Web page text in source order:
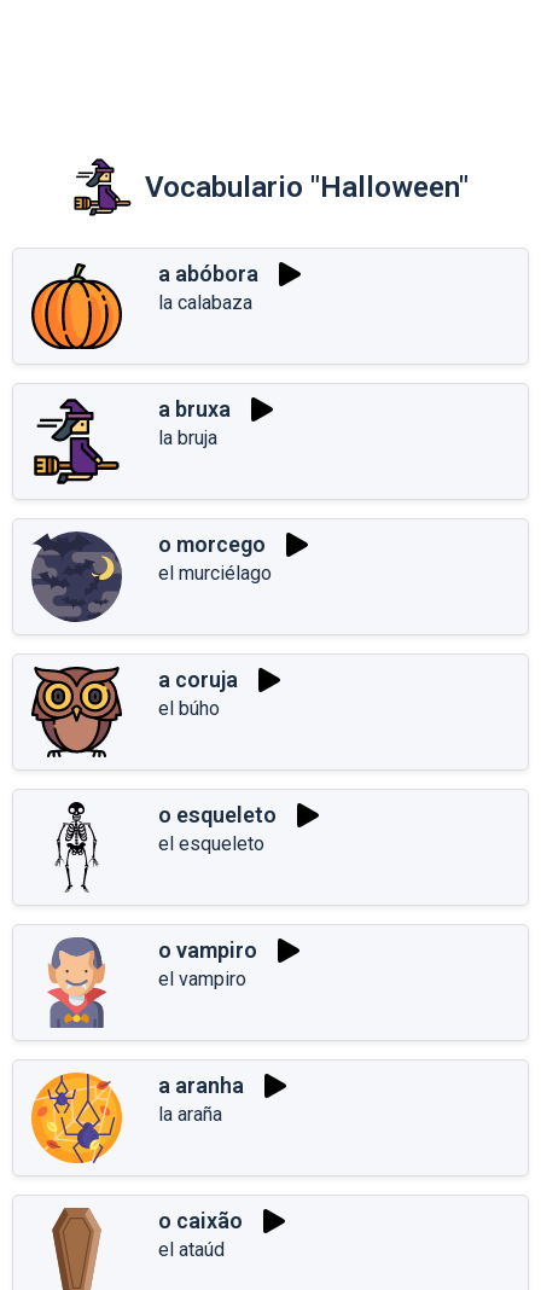
Vocabulario "Halloween"
a abóbora
la calabaza
a bruxa
la bruja
o morcego
el murciélago
a coruja
el búho
o esqueleto
el esqueleto
o vampiro
el vampiro
a aranha
la araña
o caixão
el ataúd